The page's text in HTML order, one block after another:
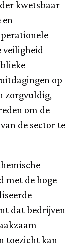
kwetsbaar
veiligheid
op
zorgvuldig,
om de
de sector te
met de hoge
dat bedrijven
toezicht kan